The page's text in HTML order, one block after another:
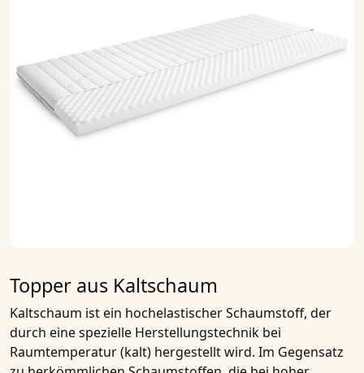
Topper aus Kaltschaum
Kaltschaum ist ein hochelastischer Schaumstoff, der
durch eine spezielle Herstellungstechnik bei
Raumtemperatur (kalt) hergestellt wird. Im Gegensatz